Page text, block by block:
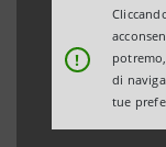
!
di
tue
dati di